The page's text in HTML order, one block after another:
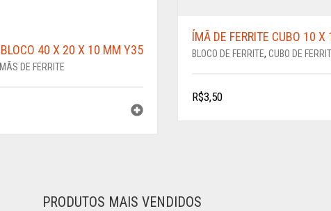
BLOCO 40 X 20 X 10 MM Y35
ÍMÃS DE FERRITE
ÍMÃ DE FERRITE CUBO 10
BLOCO DE FERRITE, CUBO DE
R$3,50
PRODUTOS MAIS VENDIDOS